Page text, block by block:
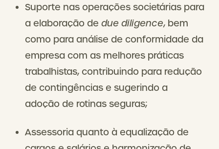
Suporte nas operações societárias para
a elaboração de due diligence, bem
como para análise de conformidade da
empresa com as melhores práticas
trabalhistas, contribuindo para redução
de contingências e sugerindo a
adoção de rotinas seguras;
Assessoria quanto à equalização de